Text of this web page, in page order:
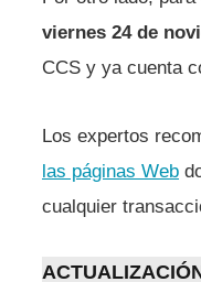
viernes 24 de
CCS y ya cuenta
Los expertos
las páginas Web
cualquier